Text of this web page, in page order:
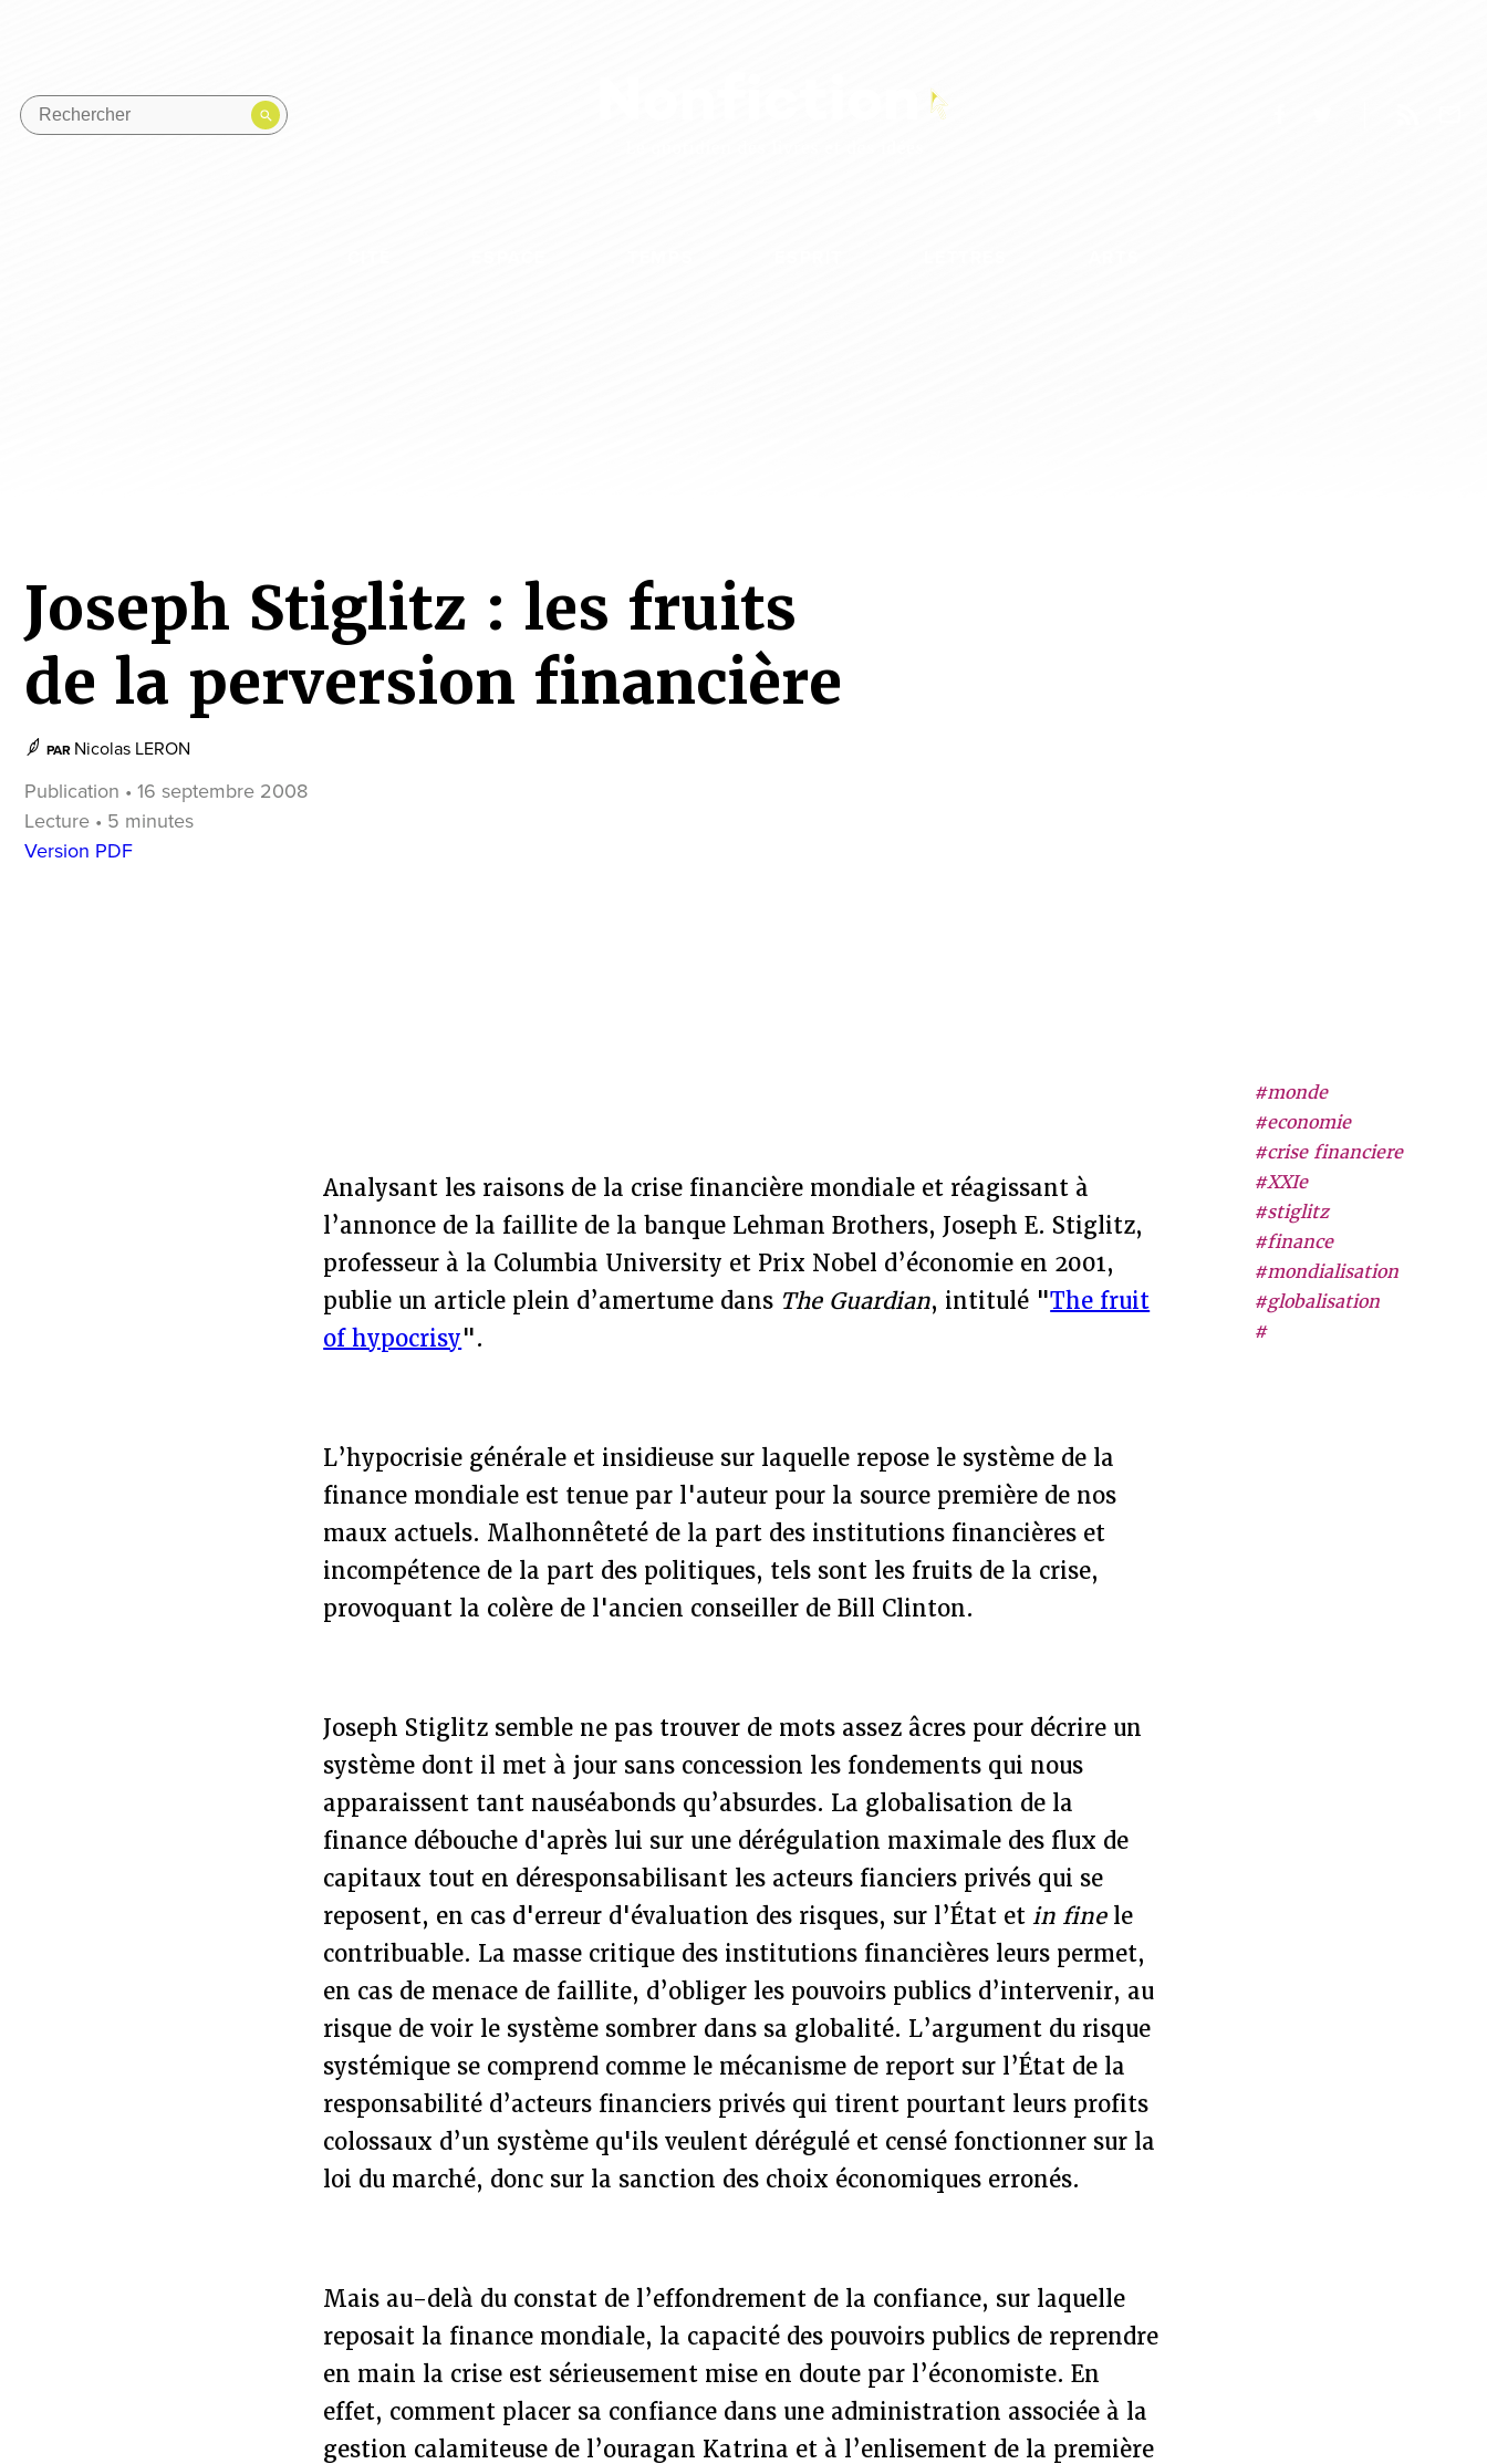
Joseph Stiglitz : les fruits
de la perversion financière
PAR Nicolas LERON
Publication • 16 septembre 2008
Lecture • 5 minutes
Version PDF
#monde
#economie
#crise financiere
#XXIe
#stiglitz
#finance
#mondialisation
#globalisation
#
Analysant les raisons de la crise financière mondiale et réagissant à
l’annonce de la faillite de la banque Lehman Brothers, Joseph E. Stiglitz,
professeur à la Columbia University et Prix Nobel d’économie en 2001,
publie un article plein d’amertume dans The Guardian, intitulé "The fruit
of hypocrisy".
L’hypocrisie générale et insidieuse sur laquelle repose le système de la
finance mondiale est tenue par l'auteur pour la source première de nos
maux actuels. Malhonnêteté de la part des institutions financières et
incompétence de la part des politiques, tels sont les fruits de la crise,
provoquant la colère de l'ancien conseiller de Bill Clinton.
Joseph Stiglitz semble ne pas trouver de mots assez âcres pour décrire un
système dont il met à jour sans concession les fondements qui nous
apparaissent tant nauséabonds qu’absurdes. La globalisation de la
finance débouche d'après lui sur une dérégulation maximale des flux de
capitaux tout en déresponsabilisant les acteurs fianciers privés qui se
reposent, en cas d'erreur d'évaluation des risques, sur l’État etin finele
contribuable. La masse critique des institutions financières leurs permet,
en cas de menace de faillite, d’obliger les pouvoirs publics d’intervenir, au
risque de voir le système sombrer dans sa globalité. L’argument du risque
systémique se comprend comme le mécanisme de report sur l’État de la
responsabilité d’acteurs financiers privés qui tirent pourtant leurs profits
colossaux d’un système qu'ils veulent dérégulé et censé fonctionner sur la
loi du marché, donc sur la sanction des choix économiques erronés.
Mais au-delà du constat de l’effondrement de la confiance, sur laquelle
reposait la finance mondiale, la capacité des pouvoirs publics de reprendre
en main la crise est sérieusement mise en doute par l’économiste. En
effet, comment placer sa confiance dans une administration associée à la
gestion calamiteuse de l’ouragan Katrina et à l’enlisement de la première